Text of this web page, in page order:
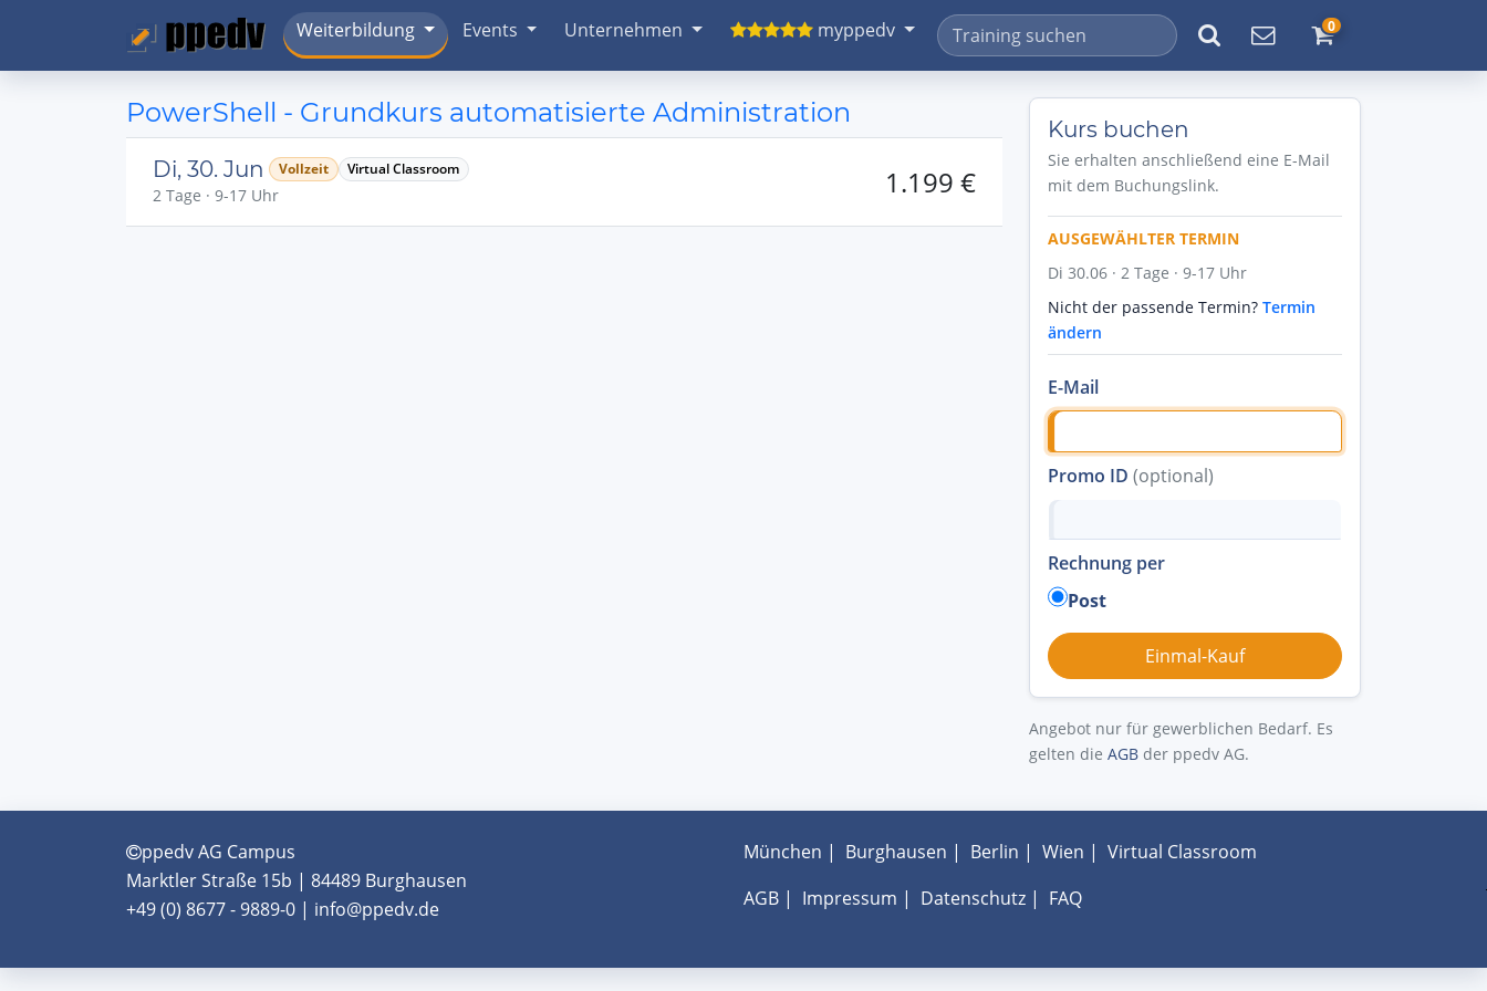
Weiterbildung Events Unternehmen myppedv 0
PowerShell - Grundkurs automatisierte Administration
Di, 30. Jun Vollzeit Virtual Classroom
2 Tage · 9-17 Uhr 1.199 €
Kurs buchen
Sie erhalten anschließend eine E-Mail
mit dem Buchungslink.
AUSGEWÄHLTER TERMIN
Di 30.06 · 2 Tage · 9-17 Uhr
Nicht der passende Termin? Termin
ändern
E-Mail
Promo ID (optional)
Rechnung per
Post
Angebot nur für gewerblichen Bedarf. Es
gelten die AGB der ppedv AG.
ppedv AG Campus
Marktler Straße 15b | 84489 Burghausen
+49 (0) 8677 - 9889-0 | info@ppedv.de
München | Burghausen | Berlin | Wien | Virtual Classroom
AGB| Impressum | Datenschutz| FAQ